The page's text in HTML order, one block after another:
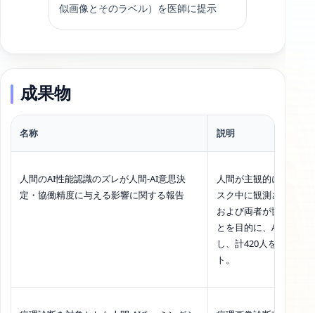
似画像とそのラベル）を医師に提示
成果物
名称 説明
人間のAI性能認識のズレが人間-AI意思決
定・協働精度に与える影響に関する報告
人間が主観的に見積も
スク中に観測されるAI
および両者が協働成績
とを目的に、AIと協働
し、計420人を対象に
ト。